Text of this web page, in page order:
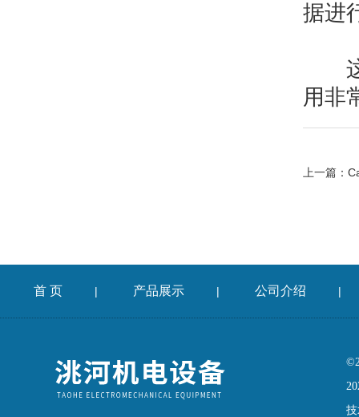
据进
这
用非
上一篇：
首 页 | 产品展示 | 公司介绍 |